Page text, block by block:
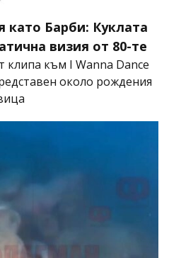
Барби: Куклата
визия от 80-те
към I Wanna Dance
около рождения